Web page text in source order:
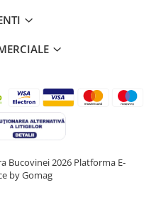
Bucovinei 2026 Platforma E-
by Gomag